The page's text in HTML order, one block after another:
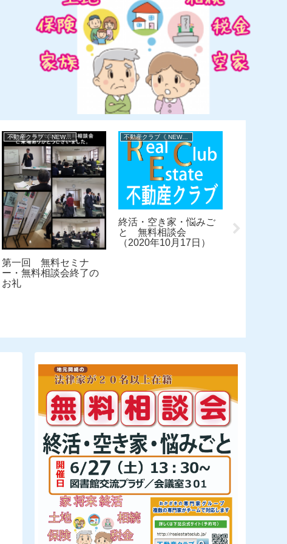
不動産クラブ《 NEWS 》
第一回 無料セミナ
ー・無料相談会終了の
お礼
不動産クラブ《 NEWS 》
終活・空き家・悩みご
と 無料相談会
（2020年10月17日）